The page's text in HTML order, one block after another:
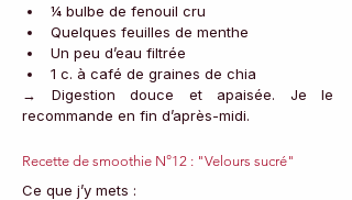
¼ bulbe de fenouil cru
Quelques feuilles de menthe
Un peu d’eau filtrée
1 c. à café de graines de chia
→ Digestion douce et apaisée. Je le
recommande en fin d’après-midi.
Recette de smoothie N°12 : "Velours sucré"
Ce que j’y mets :